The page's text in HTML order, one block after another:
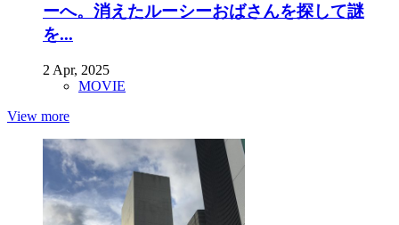
ーへ。消えたルーシーおばさんを探して謎
を...
2 Apr, 2025
MOVIE
View more